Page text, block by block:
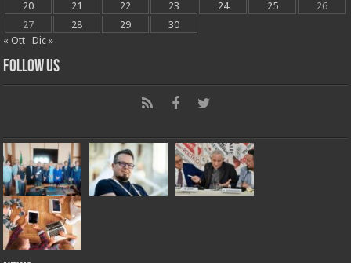
20
21 22 23 24 25
26
27
28 29
30
« Ott
Dic »
Follow Us